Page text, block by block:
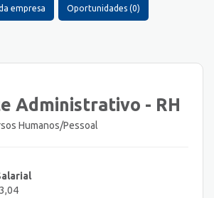
empresa Oportunidades (0)
Administrativo - RH
Humanos/Pessoal